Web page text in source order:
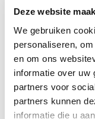
Deze website
We gebruiken
personaliseren,
en om ons
informatie over uw
partners voor
partners kunnen
informatie die u
Geslacht
Heren
Soort horloge
Chronograaf